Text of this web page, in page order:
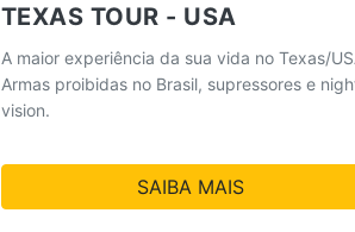
TEXAS TOUR - USA
A maior experiência da sua vida no Texas/
Armas proibidas no Brasil, supressores e
vision.
SAIBA MAIS